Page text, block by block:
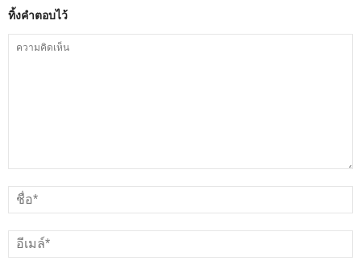
ทิ้งคำตอบไว้